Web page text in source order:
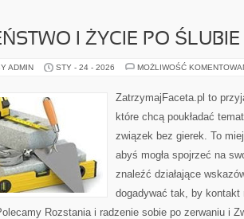
I ŻYCIE PO ŚLUBIE
ADMIN STY - 24 - 2026 MOŻLIWOŚĆ
ZatrzymajFaceta.pl to
które chcą poukładać
związek bez gierek. To
abyś mogła spojrzeć na
znaleźć działające
dogadywać tak, by kontakt
Rozstania i radzenie sobie po zerwaniu i